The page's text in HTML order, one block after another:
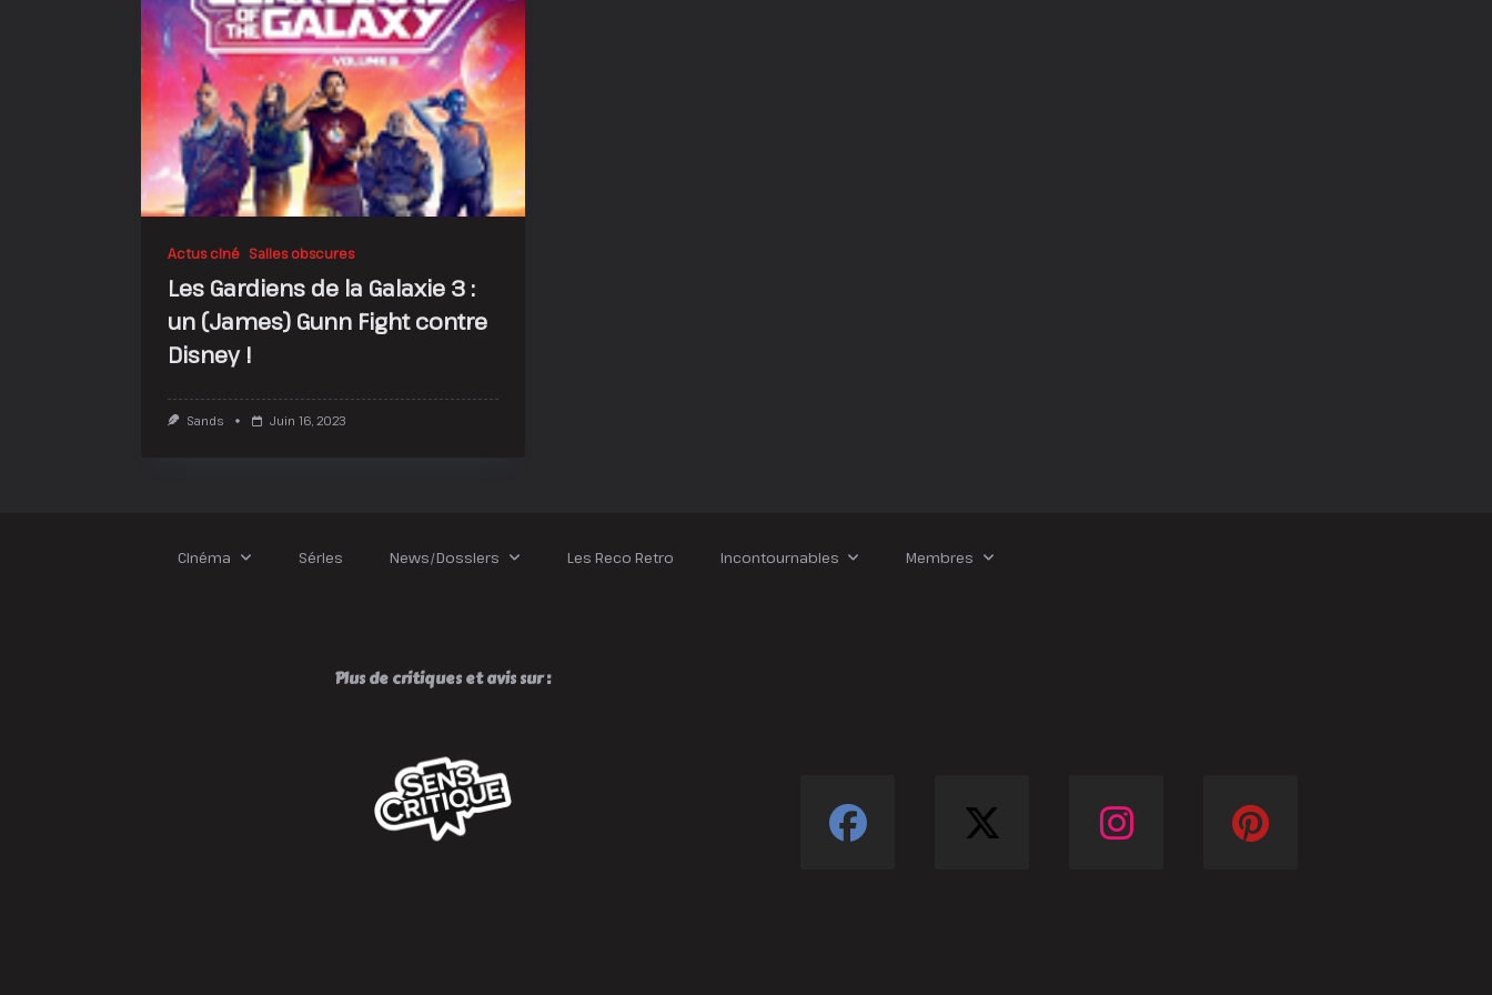
Actus ciné Salles obscures
Les Gardiens de la Galaxie 3 :
un (James) Gunn Fight contre
Disney !
Sands Juin 16, 2023
Cinéma Séries News/Dossiers Les Reco Retro Incontournables Membres
Plus de critiques et avis sur :